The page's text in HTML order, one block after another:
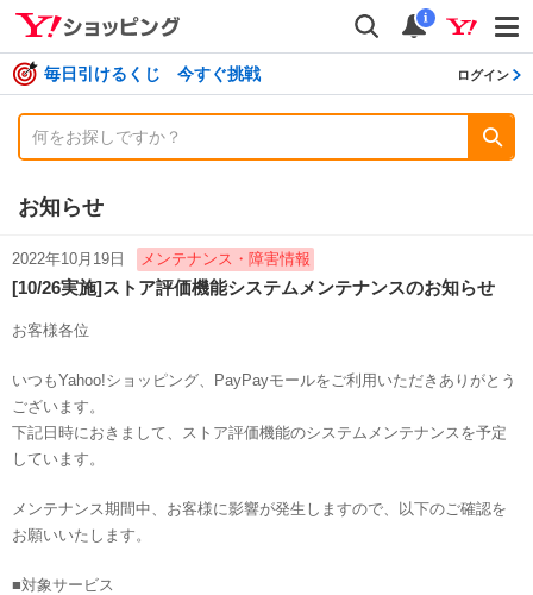
検索
通知
i
毎日引けるくじ 今すぐ挑戦 ログイン
お知らせ
2022年10月19日 メンテナンス・障害情報
[10/26実施]ストア評価機能システムメンテナンスのお知らせ
お客様各位
いつもYahoo!ショッピング、PayPayモールをご利用いただきありがとう
ございます。
下記日時におきまして、ストア評価機能のシステムメンテナンスを予定
しています。
メンテナンス期間中、お客様に影響が発生しますので、以下のご確認を
お願いいたします。
■対象サービス